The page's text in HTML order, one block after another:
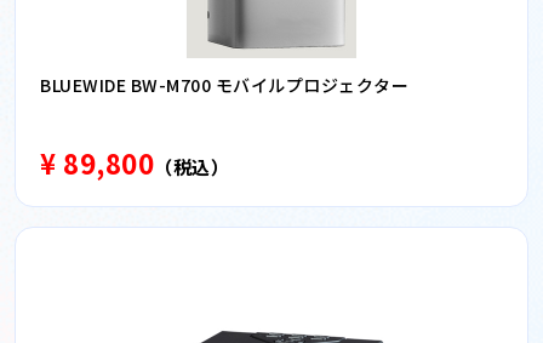
BLUEWIDE BW-M700 モバイルプロジェクター
¥ 89,800 （税込）